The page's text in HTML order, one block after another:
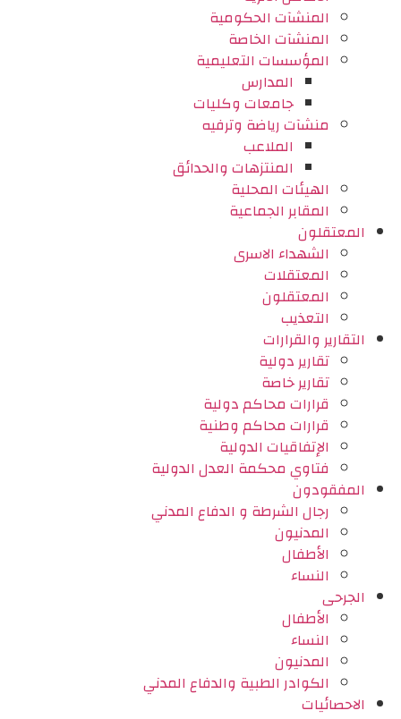
المنشآت الحكومية
المنشآت الخاصة
المؤسسات التعليمية
المدارس
جامعات وكليات
منشآت رياضة وترفيه
الملاعب
المنتزهات والحدائق
الهيئات المحلية
المقابر الجماعية
المعتقلون
الشهداء الاسرى
المعتقلات
المعتقلون
التعذيب
التقارير والقرارات
تقارير دولية
تقارير خاصة
قرارات محاكم دولية
قرارات محاكم وطنية
الإتفاقيات الدولية
فتاوي محكمة العدل الدولية
المفقودون
رجال الشرطة و الدفاع المدني
المدنيون
الأطفال
النساء
الجرحى
الأطفال
النساء
المدنيون
الكوادر الطبية والدفاع المدني
الاحصائيات